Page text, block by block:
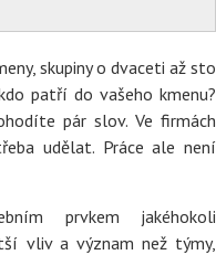
skupiny o dvaceti až sto
patří do vašeho kmenu?
pár slov. Ve firmách
udělat. Práce ale není
prvkem jakéhokoli
vliv a význam než týmy,